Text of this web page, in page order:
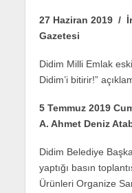
27 Haziran 2019 /
Gazetesi
Didim Milli Emlak
Didim’i bitirir!”
5 Temmuz 2019
A. Ahmet Deniz
Didim Belediye
yaptığı basın
Ürünleri Organize